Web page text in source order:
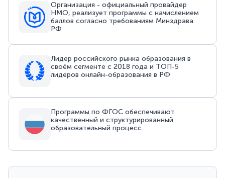
Организация - официальный провайдер
НМО, реализует программы с начислением
баллов согласно требованиям Минздрава
РФ
Лидер российского рынка образования в
своём сегменте с 2018 года и ТОП-5
лидеров онлайн-образования в РФ
Программы по ФГОС обеспечивают
качественный и структурированный
образовательный процесс